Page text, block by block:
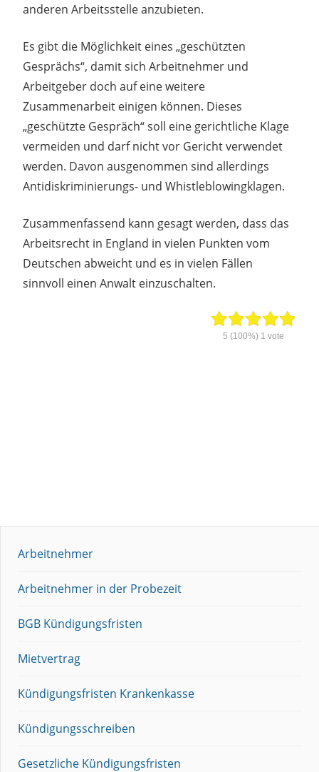
anderen Arbeitsstelle anzubieten.
Es gibt die Möglichkeit eines „geschützten
Gesprächs“, damit sich Arbeitnehmer und
Arbeitgeber doch auf eine weitere
Zusammenarbeit einigen können. Dieses
„geschützte Gespräch“ soll eine gerichtliche Klage
vermeiden und darf nicht vor Gericht verwendet
werden. Davon ausgenommen sind allerdings
Antidiskriminierungs- und Whistleblowingklagen.
Zusammenfassend kann gesagt werden, dass das
Arbeitsrecht in England in vielen Punkten vom
Deutschen abweicht und es in vielen Fällen
sinnvoll einen Anwalt einzuschalten.
5 (100%) 1 vote
Arbeitnehmer
Arbeitnehmer in der Probezeit
BGB Kündigungsfristen
Mietvertrag
Kündigungsfristen Krankenkasse
Kündigungsschreiben
Gesetzliche Kündigungsfristen